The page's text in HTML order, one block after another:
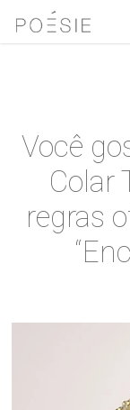
Você
Colar
regras